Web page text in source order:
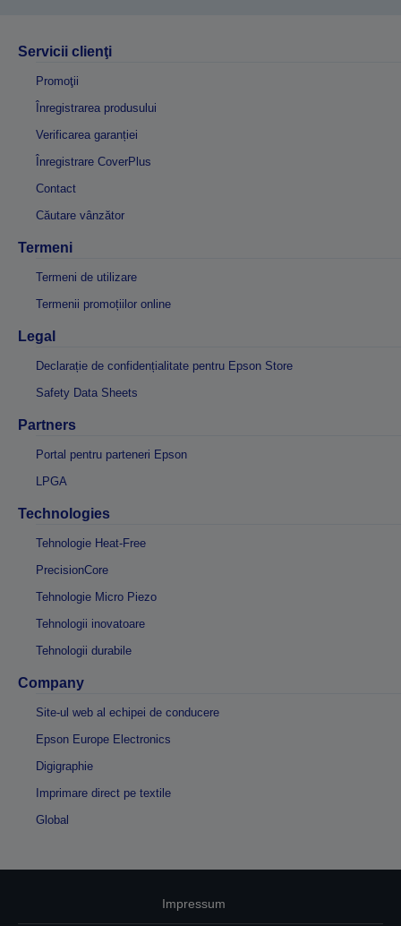
Servicii clienţi
Promoţii
Înregistrarea produsului
Verificarea garanției
Înregistrare CoverPlus
Contact
Căutare vânzător
Termeni
Termeni de utilizare
Termenii promoțiilor online
Legal
Declarație de confidențialitate pentru Epson Store
Safety Data Sheets
Partners
Portal pentru parteneri Epson
LPGA
Technologies
Tehnologie Heat-Free
PrecisionCore
Tehnologie Micro Piezo
Tehnologii inovatoare
Tehnologii durabile
Company
Site-ul web al echipei de conducere
Epson Europe Electronics
Digigraphie
Imprimare direct pe textile
Global
Impressum